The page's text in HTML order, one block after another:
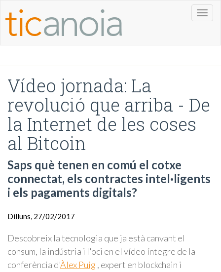
Vídeo jornada: La
revolució que arriba - De
la Internet de les coses
al Bitcoin
Saps què tenen en comú el cotxe
connectat, els contractes intel·ligents
i els pagaments digitals?
Dilluns, 27/02/2017
Descobreix la tecnologia que ja està canvant el
consum, la indústria i l'oci en el vídeo íntegre de la
conferència d'Àlex Puig, expert en blockchain i